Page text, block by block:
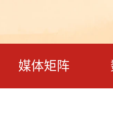
媒体矩阵